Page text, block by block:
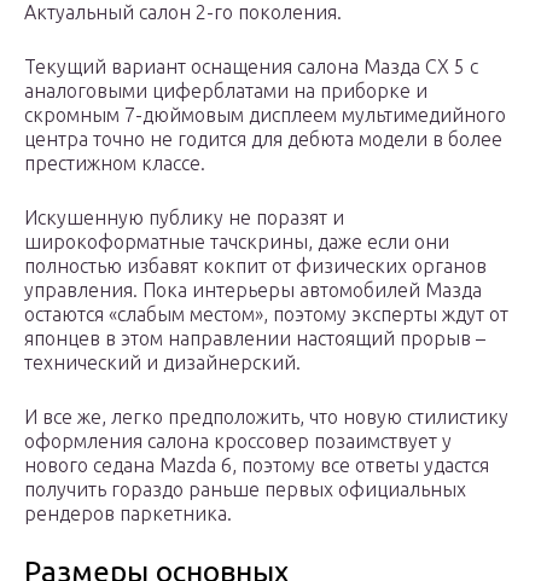
Актуальный салон 2-го поколения.
Текущий вариант оснащения салона Мазда CX 5 с
аналоговыми циферблатами на приборке и
скромным 7-дюймовым дисплеем мультимедийного
центра точно не годится для дебюта модели в более
престижном классе.
Искушенную публику не поразят и
широкоформатные тачскрины, даже если они
полностью избавят кокпит от физических органов
управления. Пока интерьеры автомобилей Мазда
остаются «слабым местом», поэтому эксперты ждут от
японцев в этом направлении настоящий прорыв –
технический и дизайнерский.
И все же, легко предположить, что новую стилистику
оформления салона кроссовер позаимствует у
нового седана Mazda 6, поэтому все ответы удастся
получить гораздо раньше первых официальных
рендеров паркетника.
Размеры основных